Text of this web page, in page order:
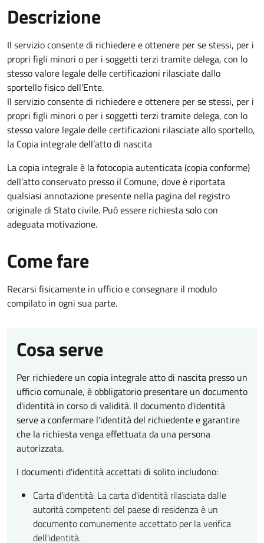
Descrizione
Il servizio consente di richiedere e ottenere per se stessi, per i
propri figli minori o per i soggetti terzi tramite delega, con lo
stesso valore legale delle certificazioni rilasciate dallo
sportello fisico dell'Ente.
Il servizio consente di richiedere e ottenere per se stessi, per i
propri figli minori o per i soggetti terzi tramite delega, con lo
stesso valore legale delle certificazioni rilasciate allo sportello,
la Copia integrale dell’atto di nascita
La copia integrale è la fotocopia autenticata (copia conforme)
dell’atto conservato presso il Comune, dove è riportata
qualsiasi annotazione presente nella pagina del registro
originale di Stato civile. Può essere richiesta solo con
adeguata motivazione.
Come fare
Recarsi fisicamente in ufficio e consegnare il modulo
compilato in ogni sua parte.
Cosa serve
Per richiedere un copia integrale atto di nascita presso un
ufficio comunale, è obbligatorio presentare un documento
d'identità in corso di validità. Il documento d'identità
serve a confermare l'identità del richiedente e garantire
che la richiesta venga effettuata da una persona
autorizzata.
I documenti d'identità accettati di solito includono:
Carta d'identità: La carta d'identità rilasciata dalle
autorità competenti del paese di residenza è un
documento comunemente accettato per la verifica
dell'identità.